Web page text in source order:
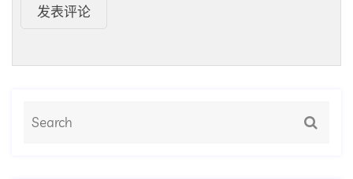
发表评论